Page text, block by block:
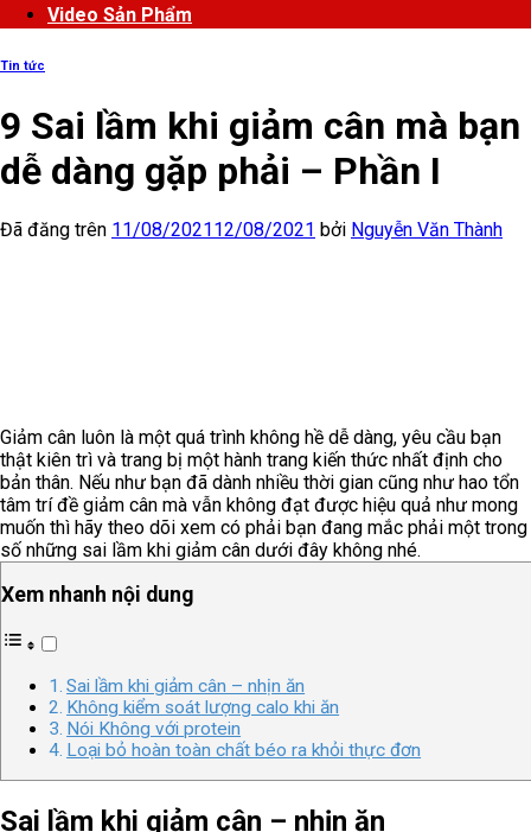
Video Sản Phẩm
Tin tức
9 Sai lầm khi giảm cân mà bạn
dễ dàng gặp phải – Phần I
Đã đăng trên 11/08/202112/08/2021 bởi Nguyễn Văn Thành
Giảm cân luôn là một quá trình không hề dễ dàng, yêu cầu bạn
thật kiên trì và trang bị một hành trang kiến thức nhất định cho
bản thân. Nếu như bạn đã dành nhiều thời gian cũng như hao tổn
tâm trí đề giảm cân mà vẫn không đạt được hiệu quả như mong
muốn thì hãy theo dõi xem có phải bạn đang mắc phải một trong
số những sai lầm khi giảm cân dưới đây không nhé.
Xem nhanh nội dung
Sai lầm khi giảm cân – nhịn ăn
Không kiểm soát lượng calo khi ăn
Nói Không với protein
Loại bỏ hoàn toàn chất béo ra khỏi thực đơn
Sai lầm khi giảm cân – nhịn ăn